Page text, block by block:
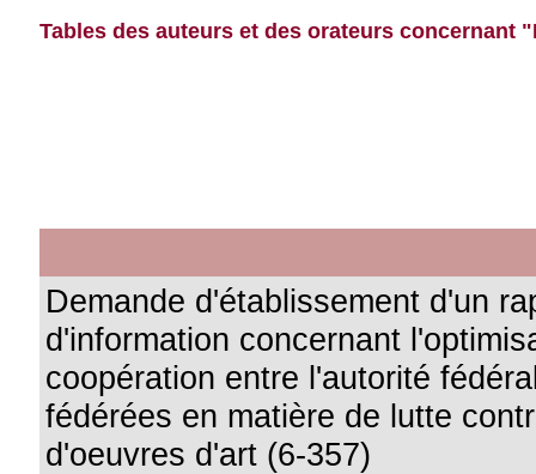
Tables des auteurs et des orateurs concernant
Demande d'établissement d'un
d'information concernant
coopération entre l'autorité
fédérées en matière de lutte
d'oeuvres d'art (6-357)